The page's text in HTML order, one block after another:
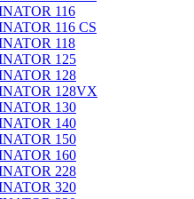
116
116 CS
118
125
128
128VX
130
140
150
160
228
320